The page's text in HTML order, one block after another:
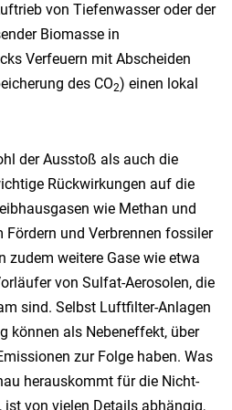
von Tiefenwasser oder der
Biomasse in
Verfeuern mit Abscheiden
des CO2) einen lokal
der Ausstoß als auch die
Rückwirkungen auf die
wie Methan und
Fördern und Verbrennen fossiler
zudem weitere Gase wie etwa
von Sulfat-Aerosolen, die
sind. Selbst Luftfilter-Anlagen
können als Nebeneffekt, über
zur Folge haben. Was
herauskommt für die Nicht-
ist von vielen Details abhängig,